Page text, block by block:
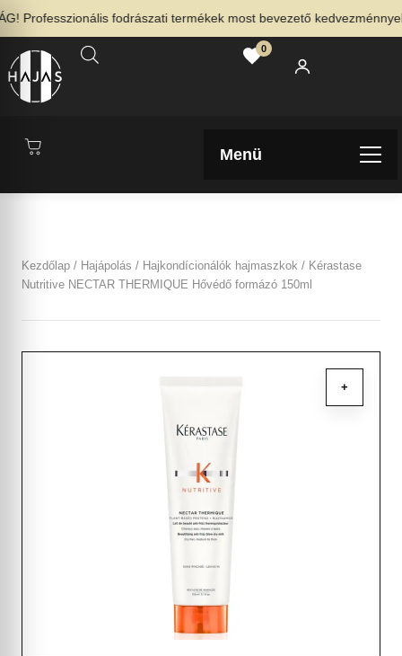
Professzionális fodrászati termékek most bevezető
0
Menü
Kezdőlap / Hajápolás / Hajkondícionálók hajmaszkok / Kérastase
Nutritive NECTAR THERMIQUE Hővédő formázó 150ml
+